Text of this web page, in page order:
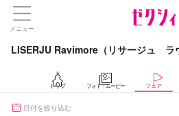
メニュー
LISERJU Ravimore（リサージュ ラ
トップ フォト・ムービー フェア
日付を絞り込む